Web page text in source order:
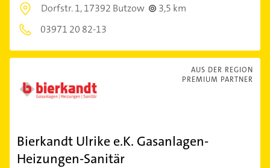
Dorfstr. 1,17392 Butzow
3,5 km
03971 20 82-13
AUS DER REGION
PREMIUM PARTNER
Bierkandt Ulrike e.K. Gasanlagen-
Heizungen-Sanitär